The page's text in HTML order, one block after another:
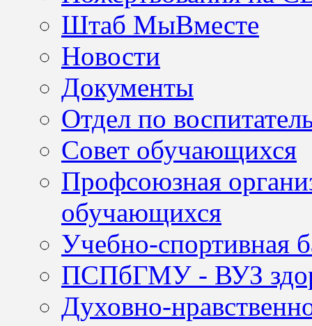
Штаб МыВместе
Новости
Документы
Отдел по
Совет обучающихся
Профсоюзная
обучающихся
Учебно-спортивная
ПСПбГМУ - ВУЗ
Духовно-